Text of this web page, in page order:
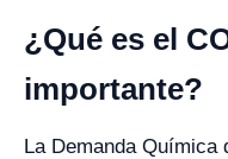
¿Qué es el
importante?
La Demanda Química